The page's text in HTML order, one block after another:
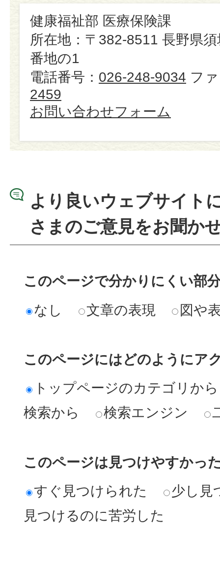
健康福祉部 医療保険課
所在地：〒382-8511 長野県
番地の1
電話番号： 026-248-9034 フ
2459
お問い合わせフォーム
より良いウェブサイト
さまのご意見をお聞か
このページで分かりにくい部
なし
文章の表現 図や
このページにはどのようにア
トップページのカテゴリから
検索から
検索エンジン
このページは見つけやすかっ
すぐ見つけられた
少し見
見つけるのに苦労した